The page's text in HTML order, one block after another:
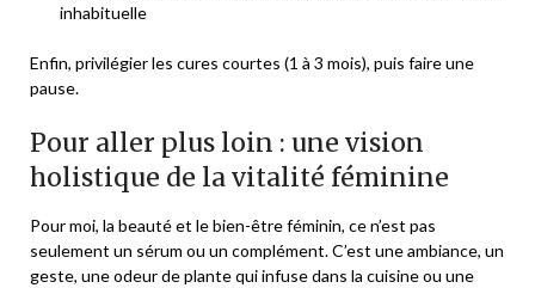
inhabituelle
Enfin, privilégier les cures courtes (1 à 3 mois), puis faire une
pause.
Pour aller plus loin : une vision
holistique de la vitalité féminine
Pour moi, la beauté et le bien-être féminin, ce n’est pas
seulement un sérum ou un complément. C’est une ambiance, un
geste, une odeur de plante qui infuse dans la cuisine ou une